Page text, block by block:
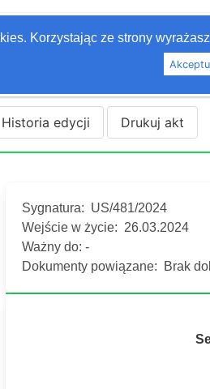
Korzystając ze strony
Historia edycji Drukuj akt
Sygnatura: US/481/2024
Wejście w życie: 26.03.2024
Ważny do: -
Dokumenty powiązane:
Brak